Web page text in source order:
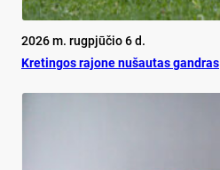
2026 m. rugpjūčio 6 d.
Kretingos rajone nušautas gandras